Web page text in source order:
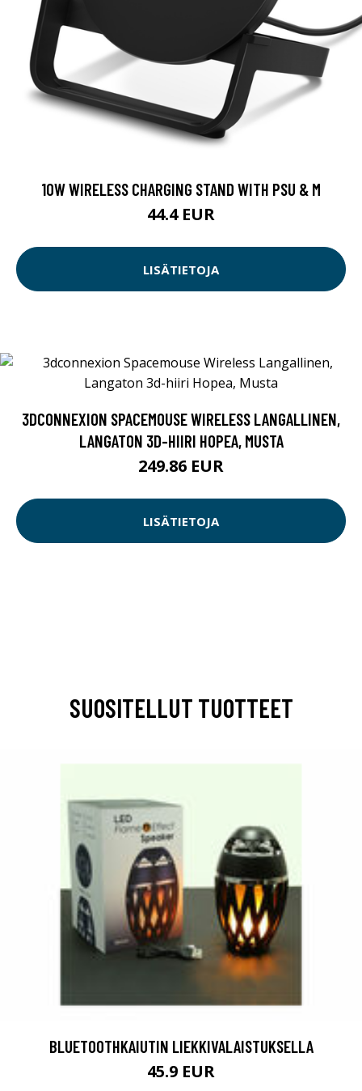
10W WIRELESS CHARGING STAND WITH PSU & M
44.4 EUR
LISÄTIETOJA
3DCONNEXION SPACEMOUSE WIRELESS LANGALLINEN,
LANGATON 3D-HIIRI HOPEA, MUSTA
249.86 EUR
LISÄTIETOJA
SUOSITELLUT TUOTTEET
BLUETOOTHKAIUTIN LIEKKIVALAISTUKSELLA
45.9 EUR